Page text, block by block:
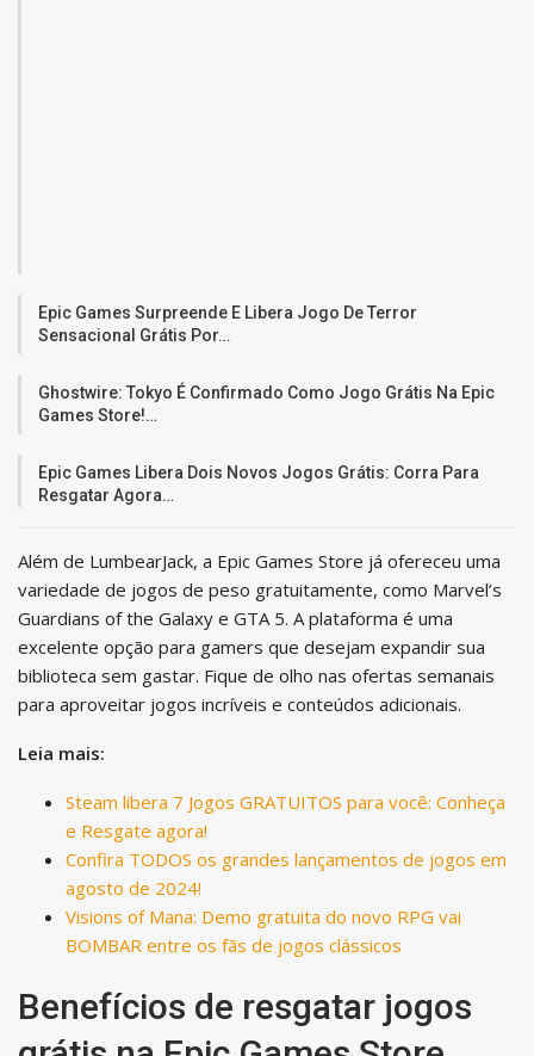
Epic Games Surpreende E Libera Jogo De Terror
Sensacional Grátis Por…
Ghostwire: Tokyo É Confirmado Como Jogo Grátis Na Epic
Games Store!…
Epic Games Libera Dois Novos Jogos Grátis: Corra Para
Resgatar Agora…
Além de LumbearJack, a Epic Games Store já ofereceu uma
variedade de jogos de peso gratuitamente, como Marvel’s
Guardians of the Galaxy e GTA 5. A plataforma é uma
excelente opção para gamers que desejam expandir sua
biblioteca sem gastar. Fique de olho nas ofertas semanais
para aproveitar jogos incríveis e conteúdos adicionais.
Leia mais:
Steam libera 7 Jogos GRATUITOS para você: Conheça
e Resgate agora!
Confira TODOS os grandes lançamentos de jogos em
agosto de 2024!
Visions of Mana: Demo gratuita do novo RPG vai
BOMBAR entre os fãs de jogos clássicos
Benefícios de resgatar jogos